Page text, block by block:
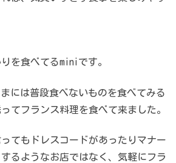
を食べてるminiです。
には普段食べないものを食べてみる
てフランス料理を食べて来ました。
てもドレスコードがあったりマナー
るようなお店ではなく、気軽にフラ